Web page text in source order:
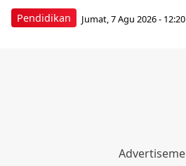
Pendidikan Jumat, 7 Agu 2026 - 12:20